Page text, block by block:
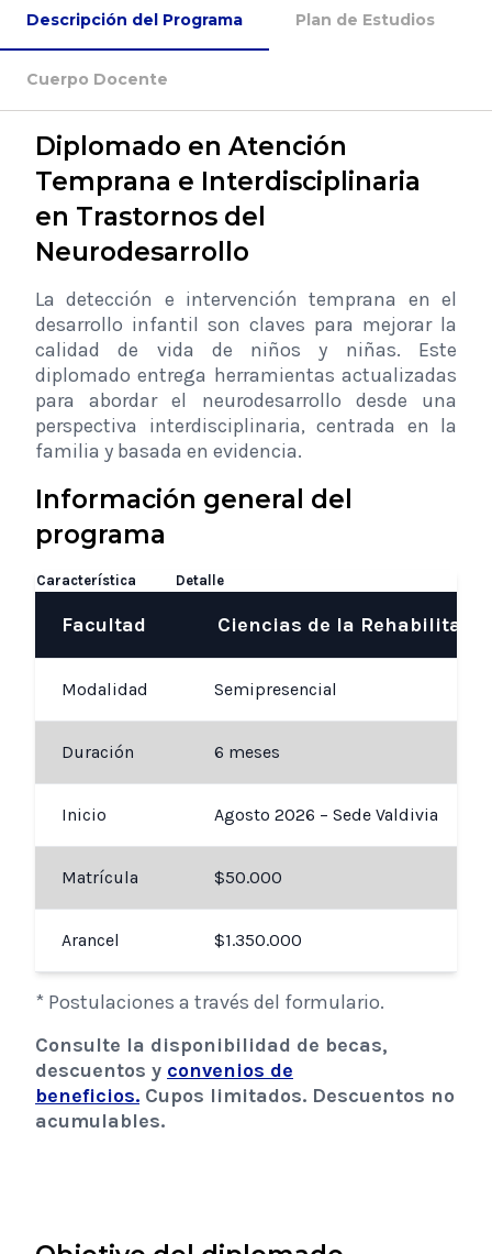
Descripción del Programa Plan de Estudios
Cuerpo Docente
Diplomado en Atención
Temprana e Interdisciplinaria
en Trastornos del
Neurodesarrollo
La detección e intervención temprana en el
desarrollo infantil son claves para mejorar la
calidad de vida de niños y niñas. Este
diplomado entrega herramientas actualizadas
para abordar el neurodesarrollo desde una
perspectiva interdisciplinaria, centrada en la
familia y basada en evidencia.
Información general del
programa
Característica Detalle
Facultad Ciencias de la
Modalidad Semipresencial
Duración 6 meses
Inicio Agosto 2026 – Sede Valdivia
Matrícula $50.000
Arancel $1.350.000
* Postulaciones a través del formulario.
Consulte la disponibilidad de becas,
descuentos y convenios de
beneficios. Cupos limitados. Descuentos no
acumulables.